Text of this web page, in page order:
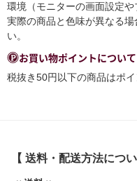
環境（モニターの画面設定
実際の商品と色味が異なる
い。
お買い物ポイントについて
税抜き50円以下の商品はポ
【 送料・配送方法につい